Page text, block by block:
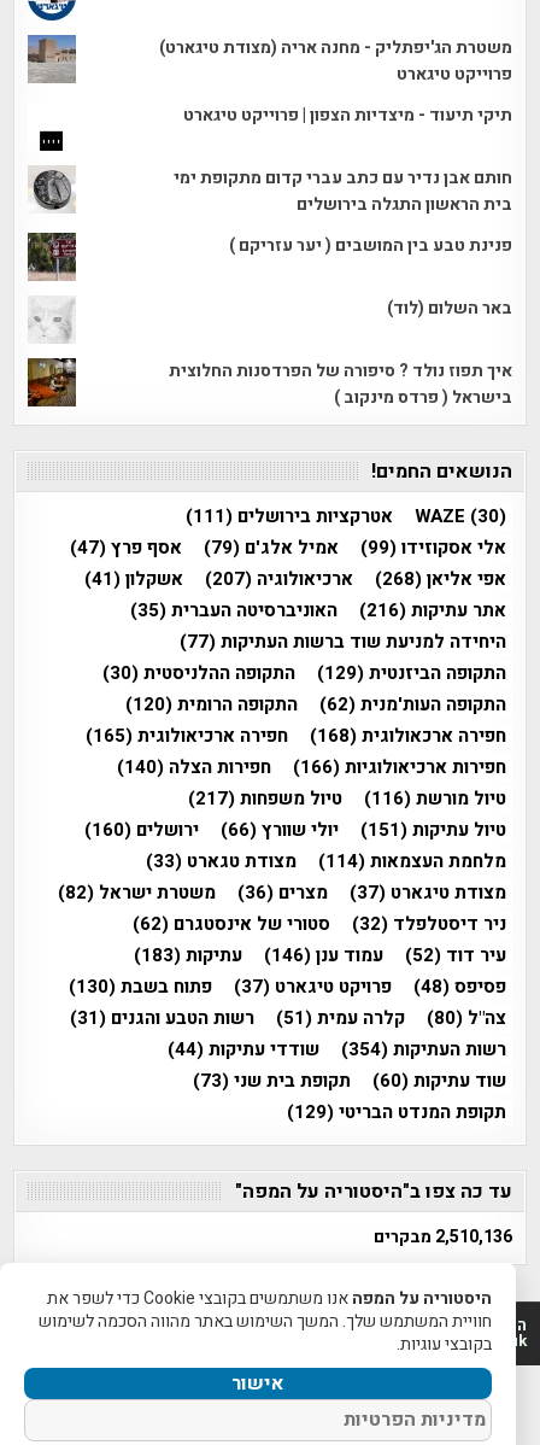
משטרת הג'יפתליק - מחנה אריה (מצודת טיגארט)
פרוייקט טיגארט
תיקי תיעוד - מיצדיות הצפון | פרוייקט טיגארט
חותם אבן נדיר עם כתב עברי קדום מתקופת ימי
בית הראשון התגלה בירושלים
פנינת טבע בין המושבים ( יער עזריקם )
באר השלום (לוד)
איך תפוז נולד ? סיפורה של הפרדסנות החלוצית
בישראל ( פרדס מינקוב )
הנושאים החמים!
WAZE (30) אטרקציות בירושלים (111)
אלי אסקוזידו(99) אמיל אלג'ם (79) אסף פרץ(47)
אפי אליאן(268) ארכיאולוגיה (207) אשקלון(41)
אתר עתיקות(216) האוניברסיטה העברית(35)
היחידה למניעת שוד ברשות העתיקות(77)
התקופה הביזנטית(129) התקופה ההלניסטית(30)
התקופה העות'מנית(62) התקופה הרומית(120)
חפירה ארכאולוגית(168) חפירה ארכיאולוגית(165)
חפירות ארכיאולוגיות(166) חפירות הצלה (140)
טיול מורשת(116) טיול משפחות(217)
טיול עתיקות(151) יולי שוורץ(66) ירושלים (160)
מלחמת העצמאות(114) מצודת טגארט (33)
מצודת טיגארט (37) מצרים (36) משטרת ישראל (82)
ניר דיסטלפלד (32) סטורי של אינסטגרם (62)
עיר דוד (52) עמוד ענן(146) עתיקות(183)
פסיפס(48) פרויקט טיגארט (37) פתוח בשבת(130)
צה"ל (80) קלרה עמית(51) רשות הטבע והגנים (31)
רשות העתיקות(354) שודדי עתיקות(44)
שוד עתיקות(60) תקופת בית שני(73)
תקופת המנדט הבריטי(129)
עד כה צפו ב"היסטוריה על המפה"
2,510,136 מבקרים
היסטוריה על המפה 2011-2026 | פרוייקט טיגארט 2012-2026|
www.mapah.co.il | www.tegart.uk
היסטוריה על המפה
אנו משתמשים בקובצי Cookie כדי לשפר את
חוויית המשתמש שלך. המשך השימוש באתר מהווה הסכמה לשימוש
בקובצי עוגיות.
אישור
מדיניות הפרטיות